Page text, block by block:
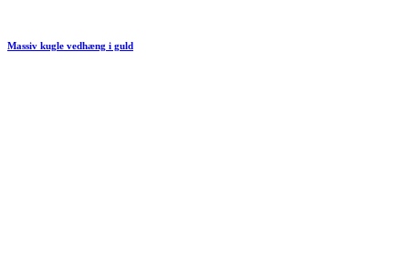
Massiv kugle vedhæng i guld